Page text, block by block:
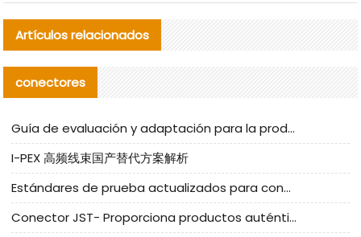
Artículos relacionados
conectores
Guía de evaluación y adaptación para la producción en serie de componentes de cables nacionales para CNC Tech
I-PEX 高频线束国产替代方案解析
Estándares de prueba actualizados para conectores nacionales bajo la referencia de CLIFF
Conector JST- Proporciona productos auténticos y alternativos del conector JST NSHR-02V-S